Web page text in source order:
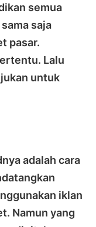
semua
saja
pasar.
Lalu
untuk
adalah cara
iklan
Namun yang